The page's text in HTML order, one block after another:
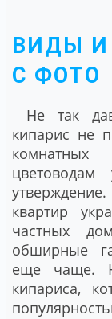
ВИДЫ И
С ФОТО
Не так
кипарис не
цветоводам
квартир
частных
обширные
еще чаще.
кипариса,